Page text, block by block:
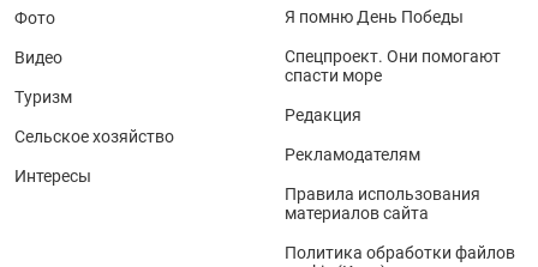
Фото
Видео
Туризм
Сельское хозяйство
Интересы
Я помню День Победы
Спецпроект. Они помогают
спасти море
Редакция
Рекламодателям
Правила использования
материалов сайта
Политика обработки файлов